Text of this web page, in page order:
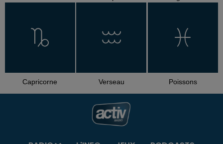
Capricorne Verseau Poissons